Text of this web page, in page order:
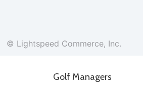
© Lightspeed Commerce, Inc.
Golf Managers